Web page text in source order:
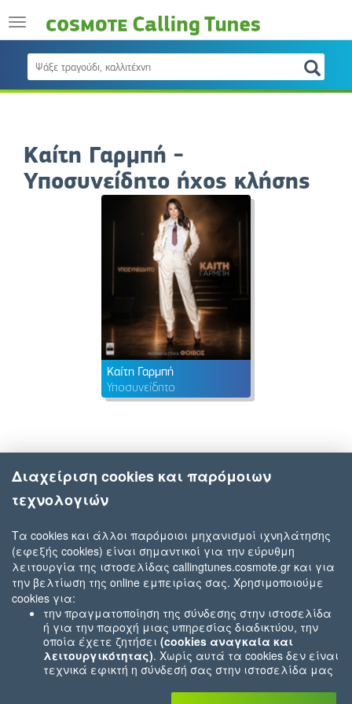
Καίτη Γαρμπή -
Υποσυνείδητο ήχος κλήσης
Καίτη Γαρμπή
Υποσυνείδητο
Διαχείριση cookies και παρόμοιων
τεχνολογιών
Τα cookies και άλλοι παρόμοιοι μηχανισμοί ιχνηλάτησης
(εφεξής cookies) είναι σημαντικοί για την εύρυθμη
λειτουργία της ιστοσελίδας callingtunes.cosmote.gr και για
την βελτίωση της online εμπειρίας σας. Χρησιμοποιούμε
cookies για:
την πραγματοποίηση της σύνδεσης στην ιστοσελίδα
ή για την παροχή μιας υπηρεσίας διαδικτύου, την
οποία έχετε ζητήσει (cookies αναγκαία και
λειτουργικότητας). Χωρίς αυτά τα cookies δεν είναι
τεχνικά εφικτή η σύνδεσή σας στην ιστοσελίδα μας
που εσείς μας ζητήσατε (π.χ.cookies που αφορούν